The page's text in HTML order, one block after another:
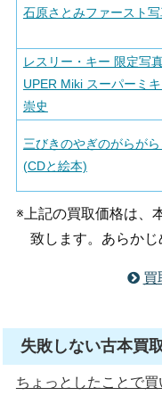
石原さとみファースト
レスリー・キー 限定写
UPER Miki スーパーミ
崇史
三びきのやぎのがらが
(CDと絵本)
※上記の買取価格は、
致します。あらかじ
買
失敗しない古本買
ちょっとしたことで